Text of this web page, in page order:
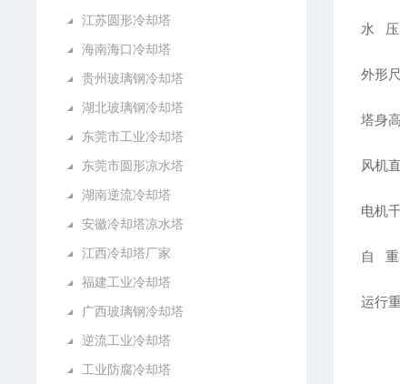
江苏圆形冷却塔
海南海口冷却塔
贵州玻璃钢冷却塔
湖北玻璃钢冷却塔
东莞市工业冷却塔
东莞市圆形凉水塔
湖南逆流冷却塔
安徽冷却塔凉水塔
江西冷却塔厂家
福建工业冷却塔
广西玻璃钢冷却塔
逆流工业冷却塔
工业防腐冷却塔
水 压
外形
塔身
风机
电机
自 重
运行